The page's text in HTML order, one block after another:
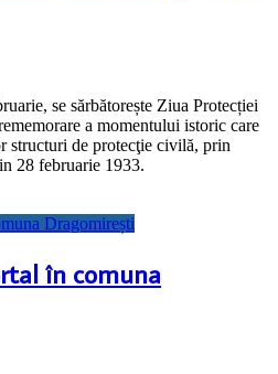
se sărbătorește Ziua Protecției
a momentului istoric care
structuri de protecţie civilă, prin
28 februarie 1933.
în comuna